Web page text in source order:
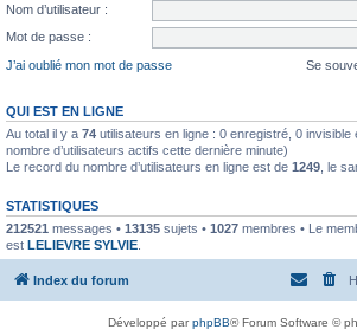
Nom d’utilisateur :
Mot de passe :
J’ai oublié mon mot de passe
Se
QUI EST EN LIGNE
Au total il y a 74 utilisateurs en ligne : 0 enregistré, 0 invisible
nombre d’utilisateurs actifs cette dernière minute)
Le record du nombre d’utilisateurs en ligne est de 1249 , le
STATISTIQUES
212521 messages • 13135 sujets • 1027 membres • Le
est LELIEVRE SYLVIE
Index du forum
Développé parphpBB® Forum Software ©